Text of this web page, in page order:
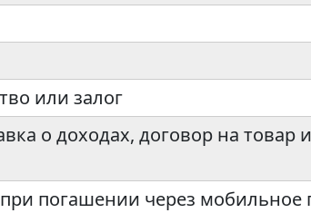
или залог
о доходах, договор на товар
при погашении через